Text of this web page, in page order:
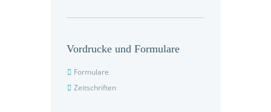
Vordrucke und Formulare
Formulare
Zeitschriften